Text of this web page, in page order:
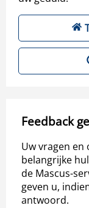
Feedback
Uw vragen
belangrijke
de Mascus-
geven u,
antwoord.